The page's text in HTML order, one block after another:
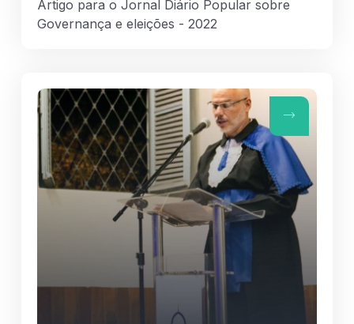
Artigo para o Jornal Diário Popular sobre
Governança e eleições - 2022